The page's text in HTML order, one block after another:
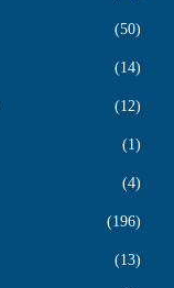
50
14
12
1
4
196
13